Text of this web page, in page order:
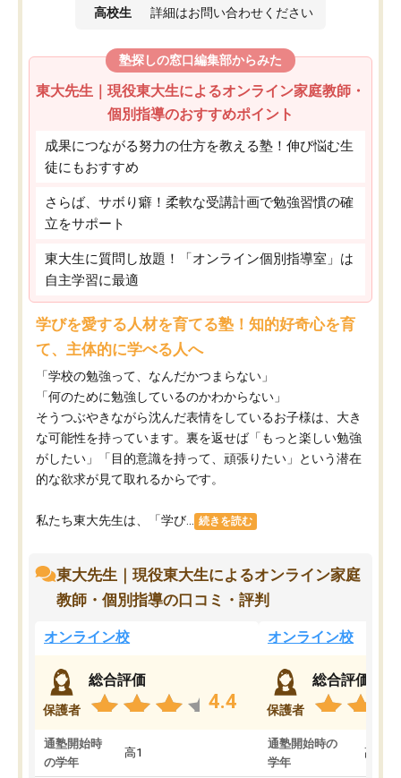
高校生 詳細はお問い合わせください
塾探しの窓口編集部からみた
東大先生｜現役東大生によるオンライン家庭教師・
個別指導のおすすめポイント
成果につながる努力の仕方を教える塾！伸び悩む生
徒にもおすすめ
さらば、サボり癖！柔軟な受講計画で勉強習慣の確
立をサポート
東大生に質問し放題！「オンライン個別指導室」は
自主学習に最適
学びを愛する人材を育てる塾！知的好奇心を育
て、主体的に学べる人へ
「学校の勉強って、なんだかつまらない」
「何のために勉強しているのかわからない」
そうつぶやきながら沈んだ表情をしているお子様は、大き
な可能性を持っています。裏を返せば「もっと楽しい勉強
がしたい」「目的意識を持って、頑張りたい」という潜在
的な欲求が見て取れるからです。
私たち東大先生は、「学び... 続きを読む
東大先生｜現役東大生によるオンライン家庭
教師・個別指導の口コミ・評判
オンライン校
保護者
総合評価
4.4
通塾開始時
の学年
高1
オンライン校
保護者
総合評価
通塾開始時の
学年
高3